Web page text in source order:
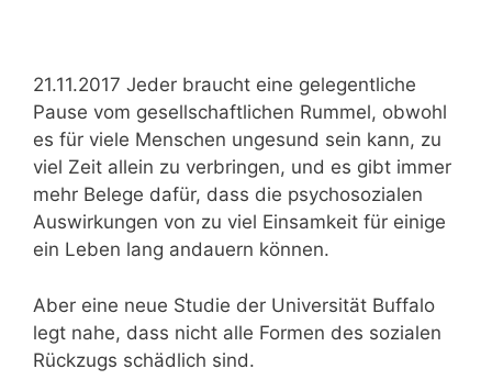
21.11.2017 Jeder braucht eine gelegentliche
Pause vom gesellschaftlichen Rummel, obwohl
es für viele Menschen ungesund sein kann, zu
viel Zeit allein zu verbringen, und es gibt immer
mehr Belege dafür, dass die psychosozialen
Auswirkungen von zu viel Einsamkeit für einige
ein Leben lang andauern können.
Aber eine neue Studie der Universität Buffalo
legt nahe, dass nicht alle Formen des sozialen
Rückzugs schädlich sind.